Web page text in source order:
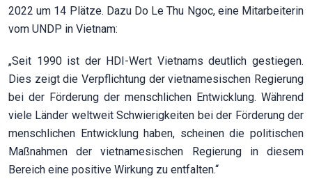
2022 um 14 Plätze. Dazu Do Le Thu Ngoc, eine Mitarbeiterin
vom UNDP in Vietnam:
„Seit 1990 ist der HDI-Wert Vietnams deutlich gestiegen.
Dies zeigt die Verpflichtung der vietnamesischen Regierung
bei der Förderung der menschlichen Entwicklung. Während
viele Länder weltweit Schwierigkeiten bei der Förderung der
menschlichen Entwicklung haben, scheinen die politischen
Maßnahmen der vietnamesischen Regierung in diesem
Bereich eine positive Wirkung zu entfalten.“